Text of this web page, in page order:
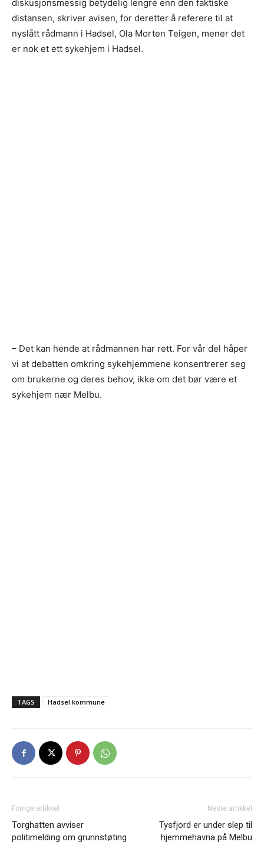
diskusjonsmessig betydelig lengre enn den faktiske
distansen, skriver avisen, for deretter å referere til at
nyslått rådmann i Hadsel, Ola Morten Teigen, mener det
er nok et ett sykehjem i Hadsel.
– Det kan hende at rådmannen har rett. For vår del håper
vi at debatten omkring sykehjemmene konsentrerer seg
om brukerne og deres behov, ikke om det bør være et
sykehjem nær Melbu.
TAGS Hadsel kommune
Forrige artikkel
Torghatten avviser
politimelding om grunnstøting
Neste artikkel
Tysfjord er under slep til
hjemmehavna på Melbu